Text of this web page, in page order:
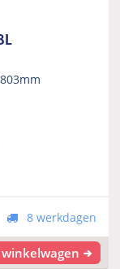
8 werkdagen